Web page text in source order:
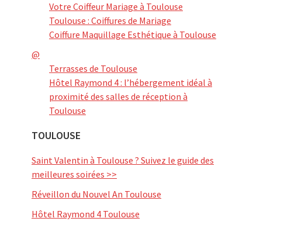
Votre Coiffeur Mariage à Toulouse
Toulouse : Coiffures de Mariage
Coiffure Maquillage Esthétique à Toulouse
@
Terrasses de Toulouse
Hôtel Raymond 4 : l’hébergement idéal à
proximité des salles de réception à
Toulouse
TOULOUSE
Saint Valentin à Toulouse ? Suivez le guide des
meilleures soirées >>
Réveillon du Nouvel An Toulouse
Hôtel Raymond 4 Toulouse